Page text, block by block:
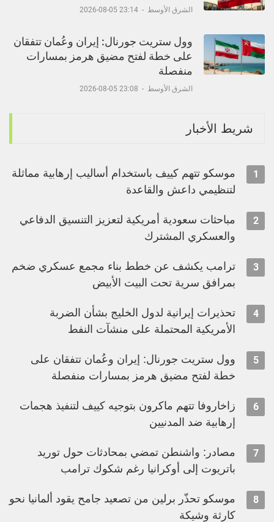
الشرق الأوسط -
23:14 05-08-2026
وول ستريت جورنال: إيران وعُمان تتفقان
على خطة لفتح مضيق هرمز بمسارات
منفصلة
الشرق الأوسط -
23:08 05-08-2026
شريط الأخبار
1
موسكو تتهم كييف باستخدام أساليب إرهابية مماثلة
لتنظيمي داعش والقاعدة
2
مباحثات سعودية أمريكية لتعزيز التنسيق الدفاعي
والعسكري المشترك
3
ترامب يكشف عن خطط بناء مجمع عسكري ضخم
بمرافق سرية تحت البيت الأبيض
4
تحذيرات إيرانية لدول الخليج بشأن الضربة
الأمريكية المحتملة على منشآت النفط
5
وول ستريت جورنال: إيران وعُمان تتفقان على
خطة لفتح مضيق هرمز بمسارات منفصلة
6
زاخاروفا تتهم ماكرون بتوجيه كييف لتنفيذ هجمات
إرهابية ضد المدنيين
7
مصادر: واشنطن تمضي بمحادثات حول توريد
باتريوت إلى أوكرانيا رغم شكوك ترامب
8
موسكو تحذّر برلين من تصعيد جامح يقود ألمانيا نحو
كارثة وشيكة